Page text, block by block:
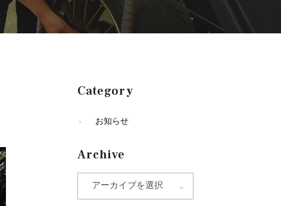
Category
お知らせ
Archive